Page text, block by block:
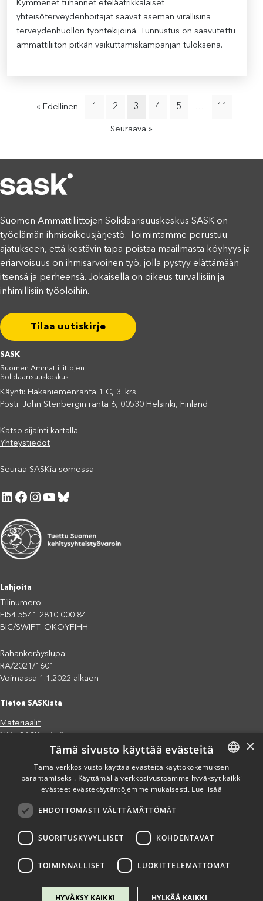
Kymmenet tuhannet eteläafrikkalaiset
yhteisöterveydenhoitajat saavat aseman virallisina
terveydenhuollon työntekijöinä. Tunnustus on saavutettu
ammattiliiton pitkän vaikuttamiskampanjan tuloksena.
« Edellinen 1 2 3 4 5 … 11
Seuraava »
Suomen Ammattiliittojen Solidaarisuuskeskus SASK on
työelämän ihmisoikeusjärjestö. Toimintamme perustuu
ajatukseen, että kestävin tapa poistaa maailmasta köyhyys ja
eriarvoisuus on ihmisarvoinen työ, jolla pystyy elättämään
itsensä ja perheensä. Jokaisella on oikeus turvallisiin ja
inhimillisiin työoloihin.
Tilaa uutiskirje
SASK
Suomen Ammattiliittojen
Solidaarisuuskeskus
Käynti: Hakaniemenranta 1 C, 3. krs
Posti: John Stenbergin ranta 6, 00530 Helsinki, Finland
Katso sijainti kartalla
Yhteystiedot
Seuraa SASKia somessa
LinkedIn Facebook Instagram YouTube Bluesky
Lahjoita
Tilinumero:
FI54 5541 2810 000 84
BIC/SWIFT: OKOYFIHH
Rahankeräyslupa:
RA/2021/1601
Voimassa 1.1.2022 alkaen
Tietoa SASKista
Materiaalit
Jäsenjärjestöt
Saavutettavuusseloste
Tietosuojaseloste
Eettiset periaatteet (pdf)
Lahjoita
Osallistu
Liity kannatusjäseneksi
Ilmoita väärinkäytösepäilystä
FINNISH
×
Tämä sivusto käyttää evästeitä
Tämä verkkosivusto käyttää evästeitä käyttökokemuksen
parantamiseksi. Käyttämällä verkkosivustoamme hyväksyt kaikki
evästeet evästekäytäntöjemme mukaisesti. Lue lisää
EHDOTTOMASTI VÄLTTÄMÄTTÖMÄT
SUORITUSKYVYLLISET KOHDENTAVAT
TOIMINNALLISET LUOKITTELEMATTOMAT
HYVÄKSY KAIKKI HYLKÄÄ KAIKKI